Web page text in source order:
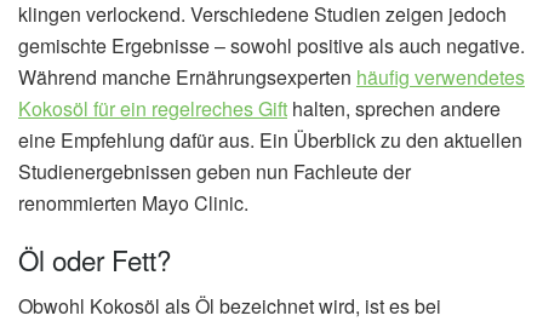
klingen verlockend. Verschiedene Studien zeigen jedoch
gemischte Ergebnisse – sowohl positive als auch negative.
Während manche Ernährungsexperten häufig verwendetes
Kokosöl für ein regelreches Gift halten, sprechen andere
eine Empfehlung dafür aus. Ein Überblick zu den aktuellen
Studienergebnissen geben nun Fachleute der
renommierten Mayo Clinic.
Öl oder Fett?
Obwohl Kokosöl als Öl bezeichnet wird, ist es bei